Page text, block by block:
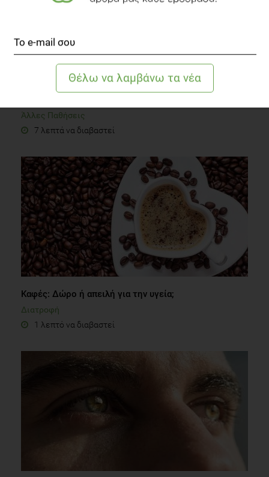
Άλλες Παθήσεις
7 λεπτά να διαβαστεί
Καφές: Δώρο ή απειλή για την υγεία;
Διατροφή
1 λεπτό να διαβαστεί